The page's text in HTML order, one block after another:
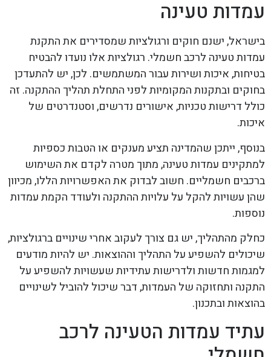
עמדות טעינה
בישראל, ישנם חוקים ורגולציות שמסדירים את התקנת
עמדות טעינה לרכב חשמלי. רגולציות אלו נועדו להבטיח
בטיחות, איכות ושירות עבור המשתמשים. לכן, יש להתעדכן
בחוקים ובתקנות המקומיות לפני התחלת תהליך ההתקנה. זה
כולל דרישות טכניות, אישורים נדרשים, וסטנדרטים של
איכות.
בנוסף, ייתכן שהמדינה תציע מענקים או הטבות כספיות
למתקינים עמדות טעינה, מתוך מטרה לקדם את השימוש
ברכבים חשמליים. חשוב לבדוק את האפשרויות הללו, מכיוון
שהן עשויות להקל על עלויות ההתקנה ולעודד הקמת עמדות
נוספות.
כחלק מהתהליך, יש גם צורך לעקוב אחרי שינויים ברגולציות,
שיכולים להשפיע על התהליך וההוצאות. יש להיות מודעים
למגמות חדשות ולדרישות עתידיות שעשויות להשפיע על
התקנה ותחזוקה של העמדות, דבר שיכול להוביל לשינויים
בהוצאות ובתכנון.
עתיד עמדות הטעינה לרכב